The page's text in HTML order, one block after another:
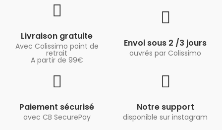
Livraison gratuite
Avec Colissimo point de
retrait
A partir de 99€
Envoi sous 2 /3 jours
ouvrés par Colissimo
Paiement sécurisé
avec CB SecurePay
Notre support
disponible sur instagram